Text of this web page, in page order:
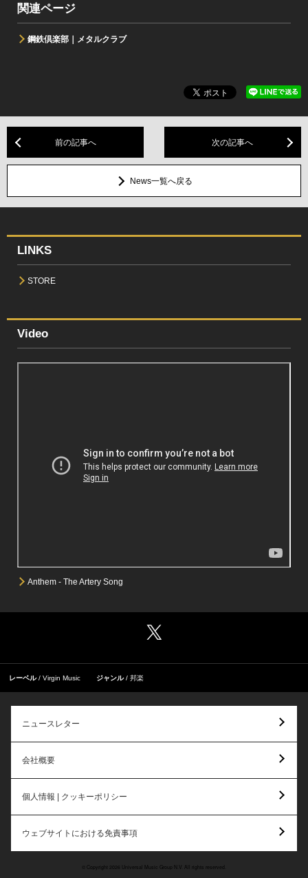
関連ページ
鋼鉄倶楽部｜メタルクラブ
前の記事へ 次の記事へ
News一覧へ戻る
LINKS
STORE
Video
Anthem ‐ The Artery Song
レーベル Virgin Music ジャンル 邦楽
ニュースレター
会社概要
個人情報 | クッキーポリシー
ウェブサイトにおける免責事項
© Copyright 2026 Universal Music Group N.V. All rights reserved.